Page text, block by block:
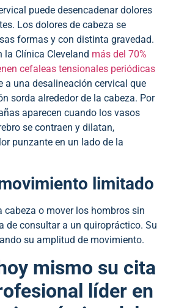
puede desencadenar dolores
Los dolores de cabeza se
formas y con distinta gravedad.
la Clínica Cleveland más del 70%
cefaleas tensionales periódicas
a una desalineación cervical que
sorda alrededor de la cabeza. Por
aparecen cuando los vasos
se contraen y dilatan,
punzante en un lado de la
limitado
cabeza o mover los hombros sin
de consultar a un quiropráctico. Su
su amplitud de movimiento.
mismo su cita
líder en